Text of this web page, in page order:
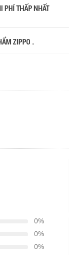
PHÍ THẤP NHẤT
ZIPPO .
0%
0%
0%